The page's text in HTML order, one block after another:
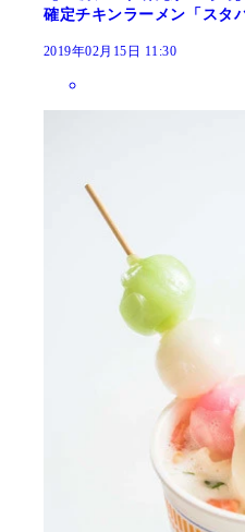
確定チキンラーメン「スタ
2019年02月15日 11:30